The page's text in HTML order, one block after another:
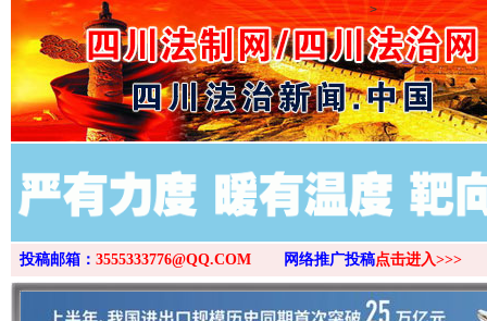
>
投稿邮箱： 3555333776@QQ.COM 网络推广投稿点击进入>>>